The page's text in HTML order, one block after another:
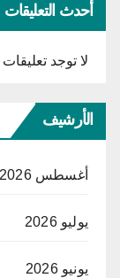
أحدث التعليقات
لا توجد
الأرشيف
أغسطس 2026
يوليو 2026
يونيو 2026